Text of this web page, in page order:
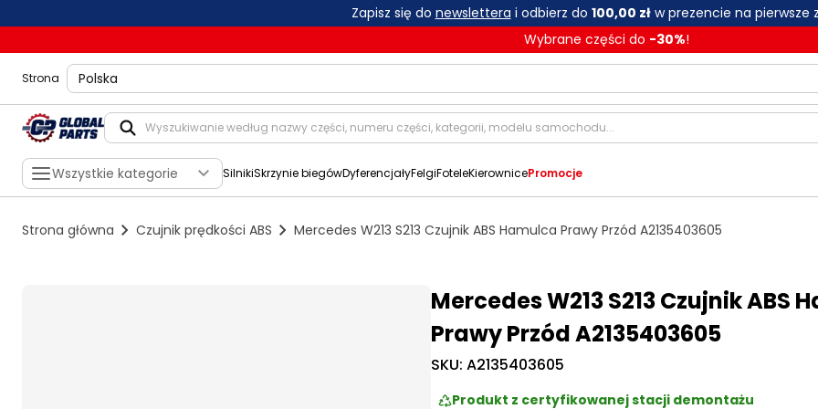
Zapisz się do newslettera i odbierz do 100,00 złw prezencie na pierwsze
Wybrane części do -30%!
Strona shippingLocation
Wszystkie kategorie SilnikiSkrzynie biegówDyferencjałyFelgiFoteleKierownicePromocje
Strona główna Czujnik prędkości ABS Mercedes W213 S213 Czujnik ABS Hamulca Prawy Przód A2135403605
Mercedes W213 S213 Czujnik ABS
Prawy Przód A2135403605
SKU: A2135403605
Produkt z certyfikowanej stacji demontażu